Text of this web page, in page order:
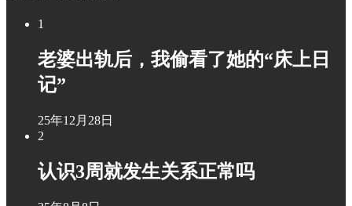
1
老婆出轨后，我偷看了她的“床上日
记”
25年12月28日
2
认识3周就发生关系正常吗